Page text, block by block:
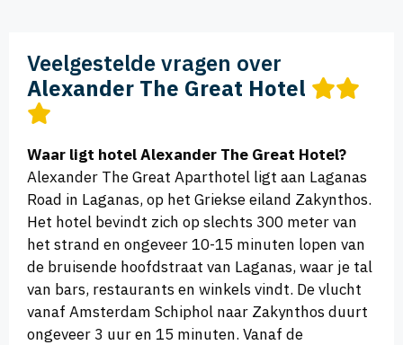
Veelgestelde vragen over
Alexander The Great Hotel
Waar ligt hotel Alexander The Great Hotel?
Alexander The Great Aparthotel ligt aan Laganas
Road in Laganas, op het Griekse eiland Zakynthos.
Het hotel bevindt zich op slechts 300 meter van
het strand en ongeveer 10-15 minuten lopen van
de bruisende hoofdstraat van Laganas, waar je tal
van bars, restaurants en winkels vindt. De vlucht
vanaf Amsterdam Schiphol naar Zakynthos duurt
ongeveer 3 uur en 15 minuten. Vanaf de